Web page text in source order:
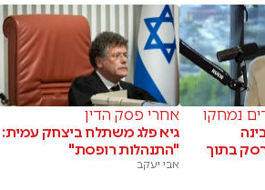
נמחקו
הבינה
בתוך
אחרי פסק הדין
גיא פלג משתלח ביצחק עמית:
"התנהלות רופסת"
אבי יעקב